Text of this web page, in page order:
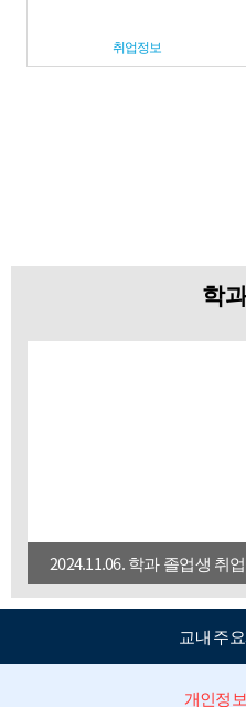
취업정보
학
2024.11.06. 학과 졸업생 취
교내 주
개인정